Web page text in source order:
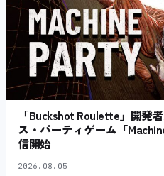
「Buckshot Roulette」開発
ス・パーティゲーム「
信開始
2026.08.05